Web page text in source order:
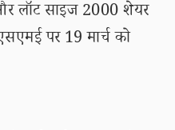
लॉट साइज 2000 शेयर
पर 19 मार्च को